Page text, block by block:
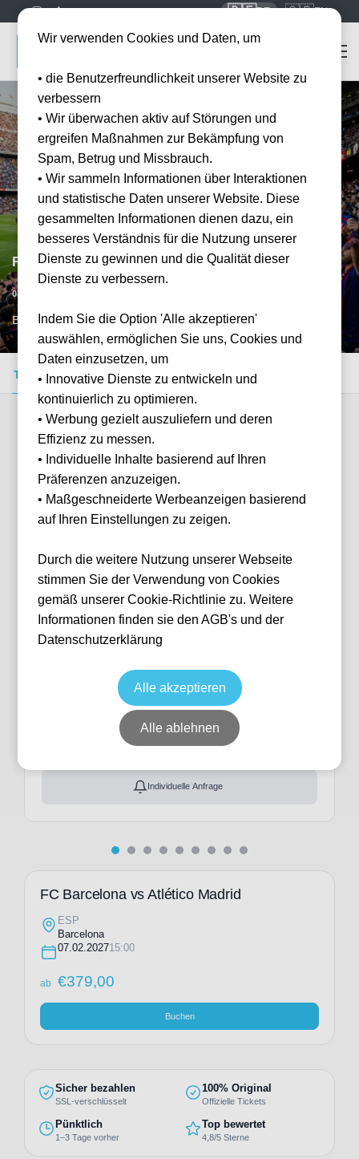
🇩🇪DE 🇬🇧EN
FC Barcelona vs Atlético Madrid
07.02.2027
BCN, ESP
Tickets kaufen Event-Info FAQ
Verfügbare Kategorien (9)
Corners - SB
15:00
10 verfügbar
ESP
Camp Nou
Ticket(s) + Hotel
Individuelle Anfrage
FC Barcelona vs Atlético Madrid
ESP
Barcelona
07.02.202715:00
ab €379,00
Buchen
Sicher bezahlen
SSL-verschlüsselt
100% Original
Offizielle Tickets
Pünktlich
1–3 Tage vorher
Top bewertet
4,8/5 Sterne
Wir verwenden Cookies und Daten, um
• die Benutzerfreundlichkeit unserer Website zu
verbessern
• Wir überwachen aktiv auf Störungen und
ergreifen Maßnahmen zur Bekämpfung von
Spam, Betrug und Missbrauch.
• Wir sammeln Informationen über Interaktionen
und statistische Daten unserer Website. Diese
gesammelten Informationen dienen dazu, ein
besseres Verständnis für die Nutzung unserer
Dienste zu gewinnen und die Qualität dieser
Dienste zu verbessern.
Indem Sie die Option 'Alle akzeptieren'
auswählen, ermöglichen Sie uns, Cookies und
Daten einzusetzen, um
• Innovative Dienste zu entwickeln und
kontinuierlich zu optimieren.
• Werbung gezielt auszuliefern und deren
Effizienz zu messen.
• Individuelle Inhalte basierend auf Ihren
Präferenzen anzuzeigen.
• Maßgeschneiderte Werbeanzeigen basierend
auf Ihren Einstellungen zu zeigen.
Durch die weitere Nutzung unserer Webseite
stimmen Sie der Verwendung von Cookies
gemäß unserer Cookie-Richtlinie zu. Weitere
Informationen finden sie den AGB's und der
Datenschutzerklärung
Alle akzeptieren
Alle ablehnen